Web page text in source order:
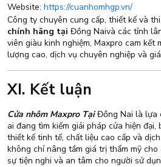
Website: https://cuanhomhgp.vn/
Công ty chuyên cung cấp, thiết kế và
chính hãng tại Đồng Naivà các tỉnh
viên giàu kinh nghiệm, Maxpro cam kết
lượng cao, dịch vụ chuyên nghiệp và
XI. Kết luận
Cửa nhôm Maxpro TạiĐồng Nai là lựa
ai đang tìm kiếm giải pháp cửa hiện
thiết kế tinh tế, chất liệu cao cấp và
không chỉ nâng tầm giá trị thẩm mỹ
sự tiện nghi và an tâm cho người sử